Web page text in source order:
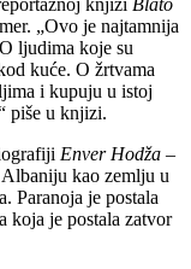
„Ovo je najtamnija
ljudima koje su
kuće. O žrtvama
i kupuju u istoj
piše u knjizi.
Enver Hodža –
kao zemlju u
Paranoja je postala
koja je postala zatvor